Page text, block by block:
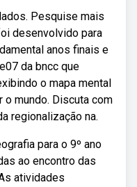
Pesquise mais
desenvolvido para
anos finais e
da bncc que
o mapa mental
mundo. Discuta com
regionalização na.
para o 9º ano
ao encontro das
atividades